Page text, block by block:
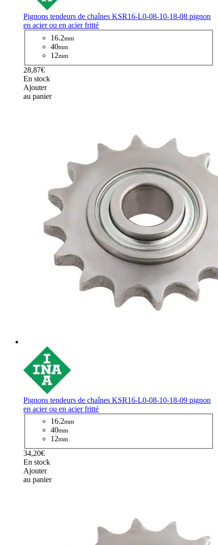
Pignons tendeurs de chaînes KSR16-L0-08-10-18-08 pignon
en acier ou en acier fritté
16.2mm
40mm
12mm
28,87€
En stock
Ajouter
au panier
Pignons tendeurs de chaînes KSR16-L0-08-10-18-09 pignon
en acier ou en acier fritté
16.2mm
40mm
12mm
34,20€
En stock
Ajouter
au panier